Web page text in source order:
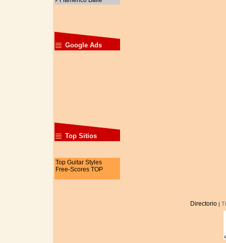
Google Ads
Top Sitios
Top Guitar Styles
Free-Scores TOP
Directorio |